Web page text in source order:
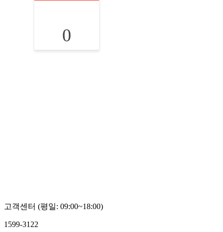
0
고객센터 (평일: 09:00~18:00)
1599-3122